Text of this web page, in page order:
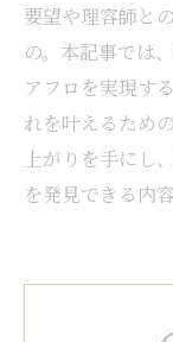
要望や理容師と
の。本記事では
アフロを実現す
れを叶えるため
上がりを手にし
を発見できる内容